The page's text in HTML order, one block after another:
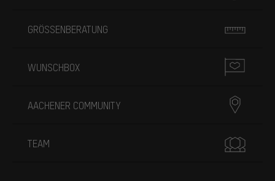
GRÖSSENBERATUNG
WUNSCHBOX
AACHENER COMMUNITY
TEAM